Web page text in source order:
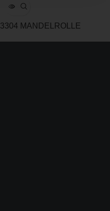
3304 MANDELROLLE